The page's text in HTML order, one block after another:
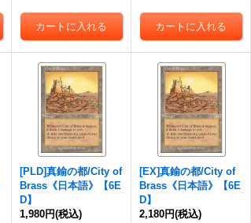
[PLD]真鍮の都/City of
Brass《日本語》【6E
D】
1,980円(税込)
[EX]真鍮の都/City of
Brass《日本語》【6E
D】
2,180円(税込)